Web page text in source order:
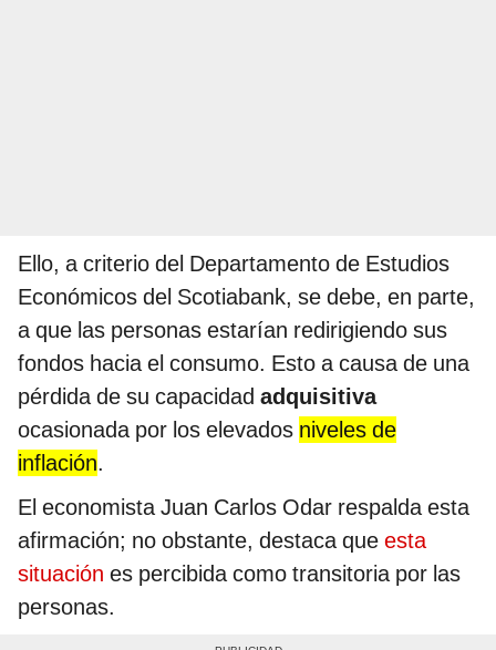
Ello, a criterio del Departamento de Estudios
Económicos del Scotiabank, se debe, en parte,
a que las personas estarían redirigiendo sus
fondos hacia el consumo. Esto a causa de una
pérdida de su capacidad adquisitiva
ocasionada por los elevados niveles de
inflación.
El economista Juan Carlos Odar respalda esta
afirmación; no obstante, destaca que esta
situación es percibida como transitoria por las
personas.